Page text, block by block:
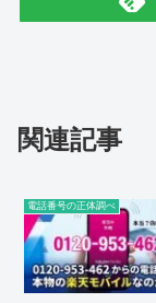
関連記事
電話番号の正体調べ